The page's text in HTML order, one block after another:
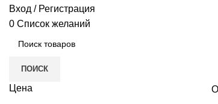
Вход / Регистрация
0 Список желаний
ПОИСК
Цена